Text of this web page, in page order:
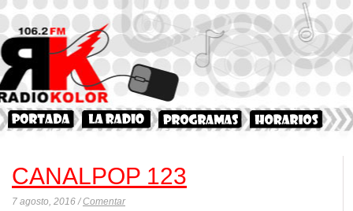
CANALPOP 123
7 agosto, 2016 /Comentar